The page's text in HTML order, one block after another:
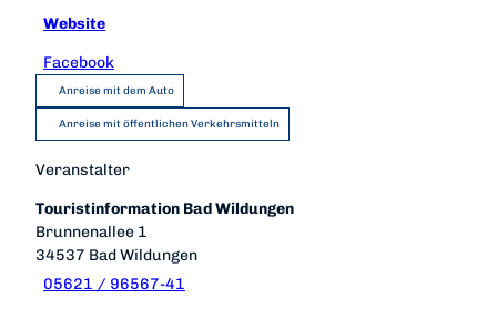
Website
Facebook
Anreise mit dem Auto
Anreise mit öffentlichen Verkehrsmitteln
Veranstalter
Touristinformation Bad Wildungen
Brunnenallee 1
34537 Bad Wildungen
05621 / 96567-41